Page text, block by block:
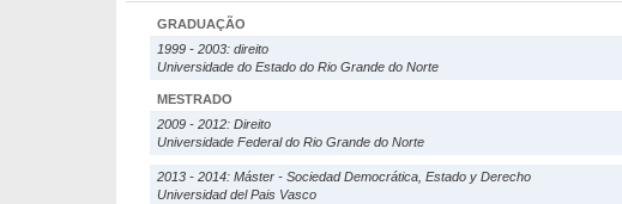
GRADUAÇÃO
1999 - 2003: direito
Universidade do Estado do Rio Grande do Norte
MESTRADO
2009 - 2012: Direito
Universidade Federal do Rio Grande do Norte
2013 - 2014: Máster - Sociedad Democrática, Estado y Derecho
Universidad del Pais Vasco